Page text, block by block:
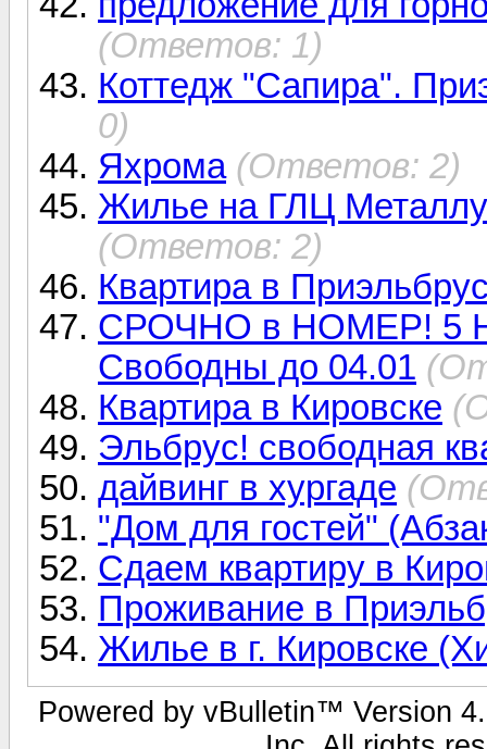
(Ответов: 1)
Коттедж "Сапира".
0)
Яхрома (Ответов: 2)
Жилье на ГЛЦ
(Ответов: 2)
Квартира в
СРОЧНО в НОМЕР! 5
Свободны до 04.01
Квартира в Кировске
Эльбрус! свободная
дайвинг в хургаде
"Дом для гостей"
Сдаем квартиру в
Проживание в
Жилье в г. Кировске
Powered by vBulletin™ Version